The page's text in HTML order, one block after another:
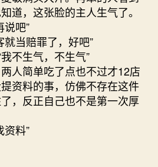
道，这张脸的主人生气了。
说吧”
当赔罪了，好吧”
不生气，不生气”
人简单吃了点也不过才12店
资料的事，仿佛不存在这件
，反正自己也不是第一次厚
资料”